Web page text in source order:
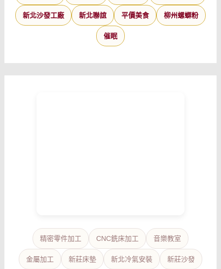
新北沙發工廠 新北聯誼 平價美食 柳州螺螄粉
催眠
精密零件加工 CNC銑床加工 音樂教室
金屬加工 新莊床墊 新北冷氣安裝 新莊沙發